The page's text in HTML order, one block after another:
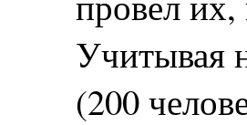
Учитывая
(200